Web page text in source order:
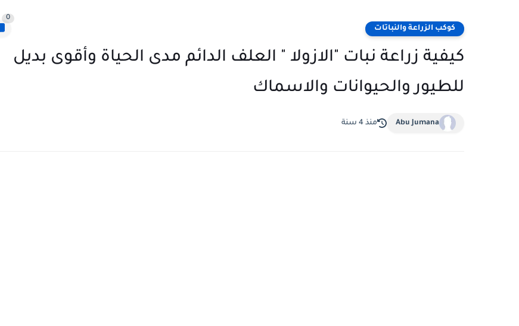
كوكب الزراعة والنباتات
0
كيفية زراعة نبات "الازولا " العلف الدائم مدى الحياة وأقوى بديل
للطيور والحيوانات والاسماك
Abu Jumana منذ 4 سنة